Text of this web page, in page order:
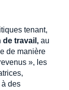
tenant,
de travail, au
de manière
», les
à des